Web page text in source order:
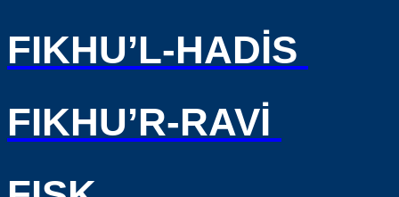
FIKHU’L-HADİS
FIKHU’R-RAVİ